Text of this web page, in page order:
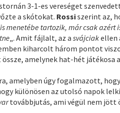
3-1-es vereséget
a skótokat. Rossiszerint az,
menetébe tartozik, már csak azért
„. Amit fájlalt, az asvájciakellen
kiharcolt három pontot
amelynek hat-hét játékosa a
amelyben úgy fogalmazott,
különösen az utolsó napok
továbbjutás, ami végül nem jött